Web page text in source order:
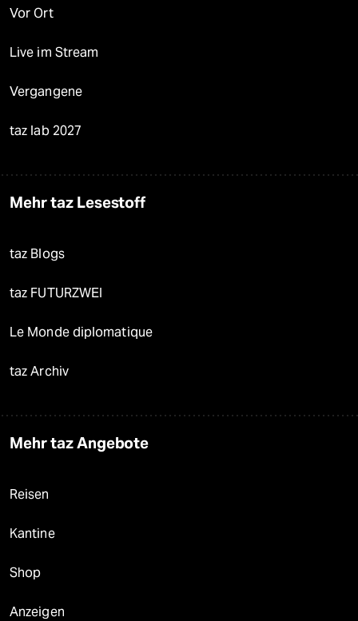
Vor Ort
Live im Stream
Vergangene
taz lab 2027
Mehr taz Lesestoff
taz Blogs
taz FUTURZWEI
Le Monde diplomatique
taz Archiv
Mehr taz Angebote
Reisen
Kantine
Shop
Anzeigen